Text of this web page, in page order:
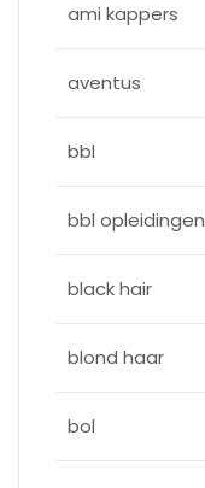
ami kappers
aventus
bbl
bbl opleidingen
black hair
blond haar
bol